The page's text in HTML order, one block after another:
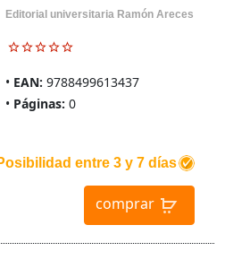
Editorial universitaria Ramón Areces
EAN: 9788499613437
Páginas: 0
entre 3 y 7 días
comprar